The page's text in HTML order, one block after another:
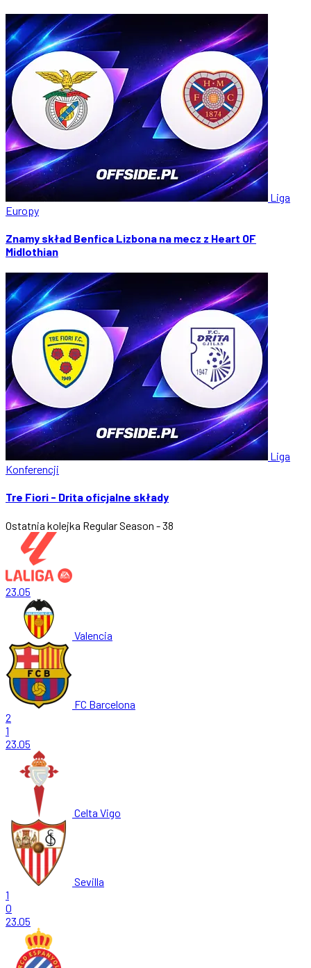
Liga
Europy
Znamy skład Benfica Lizbona na mecz z Heart OF
Midlothian
Liga
Konferencji
Tre Fiori - Drita oficjalne składy
Ostatnia kolejka Regular Season - 38
23.05
Valencia
FC Barcelona
2
1
23.05
Celta Vigo
Sevilla
1
0
23.05